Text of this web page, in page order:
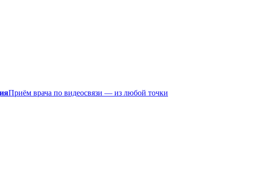
Приём врача по видеосвязи — из любой точки